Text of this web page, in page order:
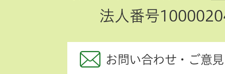
法人番号
お問い合わせ・ご意